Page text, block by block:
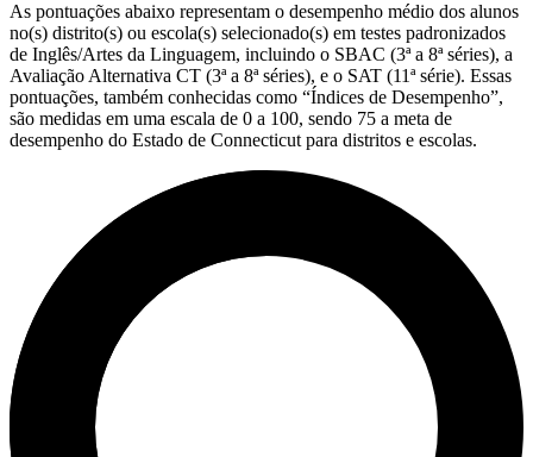
As pontuações abaixo representam o desempenho médio dos alunos
no(s) distrito(s) ou escola(s) selecionado(s) em testes padronizados
de Inglês/Artes da Linguagem, incluindo o SBAC (3ª a 8ª séries), a
Avaliação Alternativa CT (3ª a 8ª séries), e o SAT (11ª série). Essas
pontuações, também conhecidas como “Índices de Desempenho”,
são medidas em uma escala de 0 a 100, sendo 75 a meta de
desempenho do Estado de Connecticut para distritos e escolas.